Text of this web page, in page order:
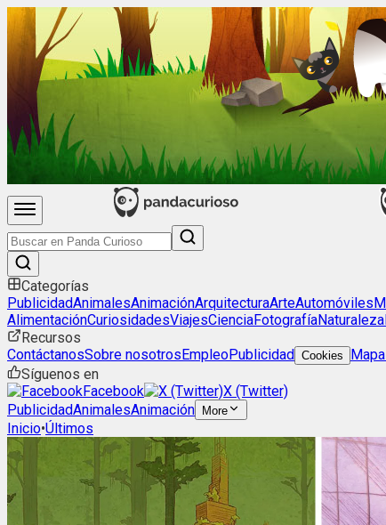
Categorías
PublicidadAnimalesAnimaciónArquitecturaArteAutomóviles
AlimentaciónCuriosidadesViajesCienciaFotografíaNaturaleza
Recursos
ContáctanosSobre nosotrosEmpleoPublicidad Cookies
Síguenos en
Facebook
X (Twitter)
PublicidadAnimalesAnimación More
Inicio•Últimos